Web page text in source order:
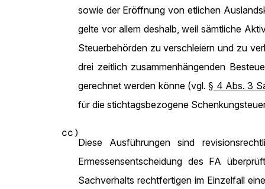
sowie der Eröffnung von etlichen
gelte vor allem deshalb, weil sämtliche
Steuerbehörden zu verschleiern und zu
drei zeitlich zusammenhängenden
gerechnet werden könne (vgl.§ 4 Abs. 3
für die stichtagsbezogene
cc)
Diese Ausführungen sind
Ermessensentscheidung des FA
Sachverhalts rechtfertigen im Einzelfall